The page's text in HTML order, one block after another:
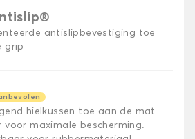
antislipbevestiging toe
grip
hielkussen toe aan de mat
voor maximale bescherming.